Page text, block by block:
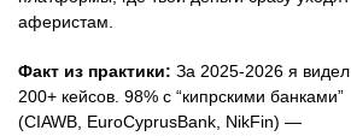
аферистам.
Факт из практики: За 2025-2026 я видел
200+ кейсов. 98% с “кипрскими банками”
(CIAWB, EuroCyprusBank, NikFin) —